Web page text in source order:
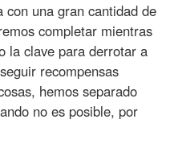
con una gran cantidad de
completar mientras
la clave para derrotar a
recompensas
hemos separado
no es posible, por